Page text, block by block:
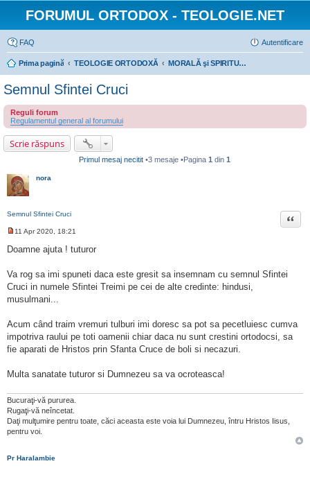
FORUMUL ORTODOX - TEOLOGIE.NET
FAQ Autentificare
Prima pagină TEOLOGIE ORTODOXĂ MORALĂ şi SPIRITUALITATE: aspecte practice ale vieţuirii ortodoxe
Semnul Sfintei Cruci
Reguli forum
Regulamentul general al forumului
Scrie răspuns
Primul mesaj necitit •3 mesaje •Pagina1 din1
nora
Semnul Sfintei Cruci Citat
s
n
e
i
t
11 Apr 2020, 18:21
Doamne ajuta ! tuturor
Va rog sa imi spuneti daca este gresit sa insemnam cu semnul Sfintei
Cruci in numele Sfintei Treimi pe cei de alte credinte: hindusi,
musulmani...
Acum când traim vremuri tulburi imi doresc sa pot sa pecetluiesc cumva
impotriva raului pe toti oamenii chiar daca nu sunt crestini ortodocsi, sa
fie aparati de Hristos prin Sfanta Cruce de boli si necazuri.
Multa sanatate tuturor si Dumnezeu sa va ocroteasca!
Bucuraţi-vă pururea.
Rugaţi-vă neîncetat.
Daţi mulţumire pentru toate, căci aceasta este voia lui Dumnezeu, întru Hristos Iisus,
pentru voi.
Pr Haralambie